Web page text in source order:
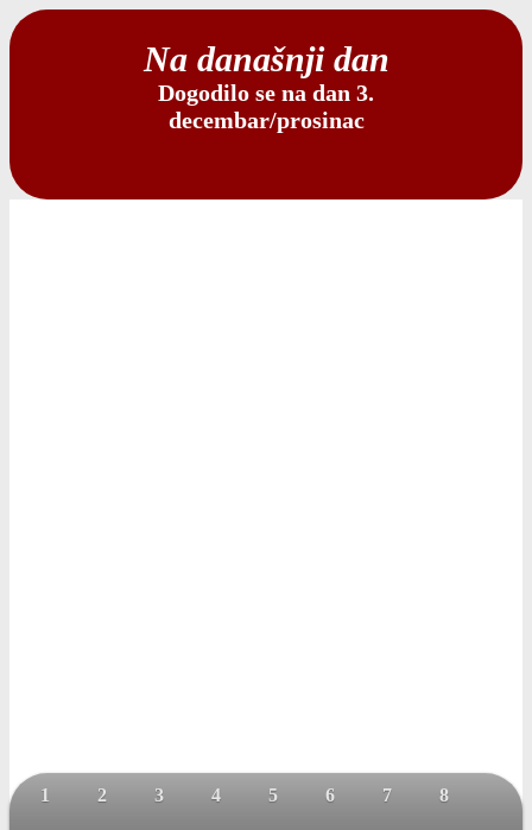
Na današnji dan
Dogodilo se na dan 3.
decembar/prosinac
1 2 3 4 5 6 7 8